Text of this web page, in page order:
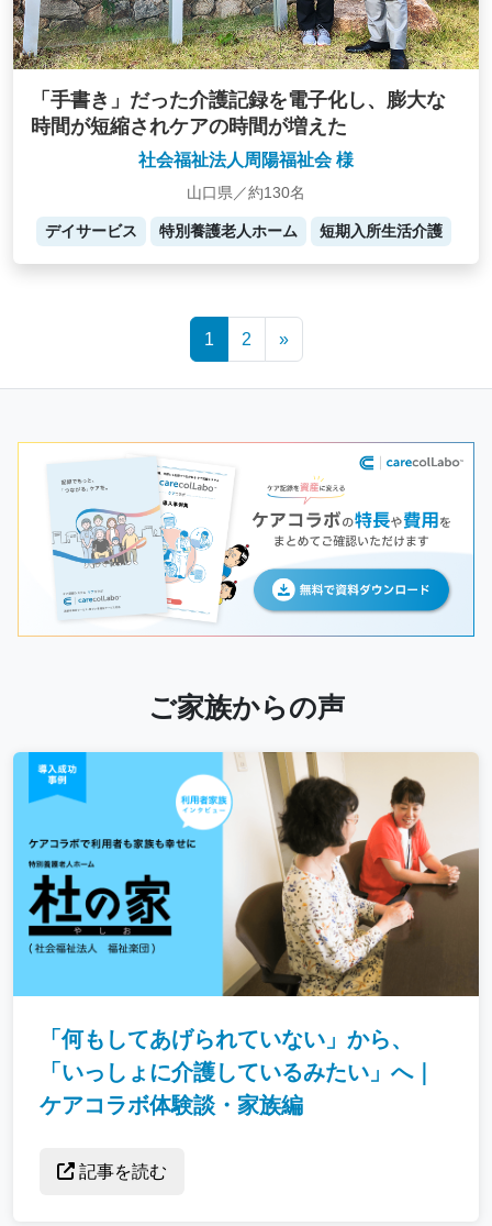
「手書き」だった介護記録を電子化し、膨大な
時間が短縮されケアの時間が増えた
社会福祉法人周陽福祉会 様
山口県／約130名
デイサービス 特別養護老人ホーム 短期入所生活介護
1 2 »
ご家族からの声
「何もしてあげられていない」から、
「いっしょに介護しているみたい」へ｜
ケアコラボ体験談・家族編
記事を読む